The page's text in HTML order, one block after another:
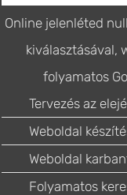
Online jelenléted
kiválasztásával,
folyamatos
Tervezés az
Weboldal
Weboldal
Folyamatos